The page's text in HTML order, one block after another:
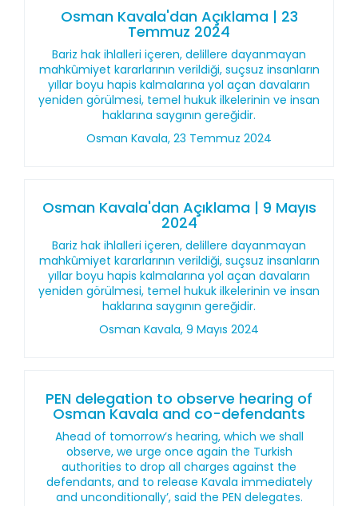
Osman Kavala'dan Açıklama | 23
Temmuz 2024
Bariz hak ihlalleri içeren, delillere dayanmayan
mahkûmiyet kararlarının verildiği, suçsuz insanların
yıllar boyu hapis kalmalarına yol açan davaların
yeniden görülmesi, temel hukuk ilkelerinin ve insan
haklarına saygının gereğidir.
Osman Kavala, 23 Temmuz 2024
Osman Kavala'dan Açıklama | 9 Mayıs
2024
Bariz hak ihlalleri içeren, delillere dayanmayan
mahkûmiyet kararlarının verildiği, suçsuz insanların
yıllar boyu hapis kalmalarına yol açan davaların
yeniden görülmesi, temel hukuk ilkelerinin ve insan
haklarına saygının gereğidir.
Osman Kavala, 9 Mayıs 2024
PEN delegation to observe hearing of
Osman Kavala and co-defendants
Ahead of tomorrow’s hearing, which we shall
observe, we urge once again the Turkish
authorities to drop all charges against the
defendants, and to release Kavala immediately
and unconditionally’, said the PEN delegates.